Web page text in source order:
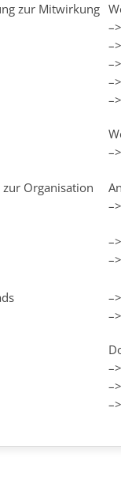
zur Mitwirkung
–>
Organisation
–>
–>
–>
–>
–>
–>
–>
–>